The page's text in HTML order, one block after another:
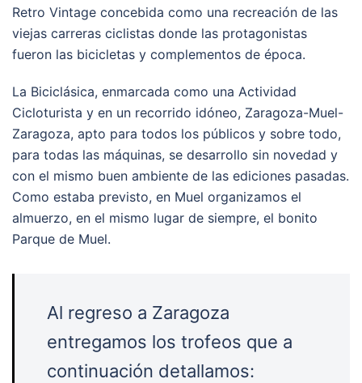
Retro Vintage concebida como una recreación de las
viejas carreras ciclistas donde las protagonistas
fueron las bicicletas y complementos de época.
La Biciclásica, enmarcada como una Actividad
Cicloturista y en un recorrido idóneo, Zaragoza-Muel-
Zaragoza, apto para todos los públicos y sobre todo,
para todas las máquinas, se desarrollo sin novedad y
con el mismo buen ambiente de las ediciones pasadas.
Como estaba previsto, en Muel organizamos el
almuerzo, en el mismo lugar de siempre, el bonito
Parque de Muel.
Al regreso a Zaragoza
entregamos los trofeos que a
continuación detallamos: